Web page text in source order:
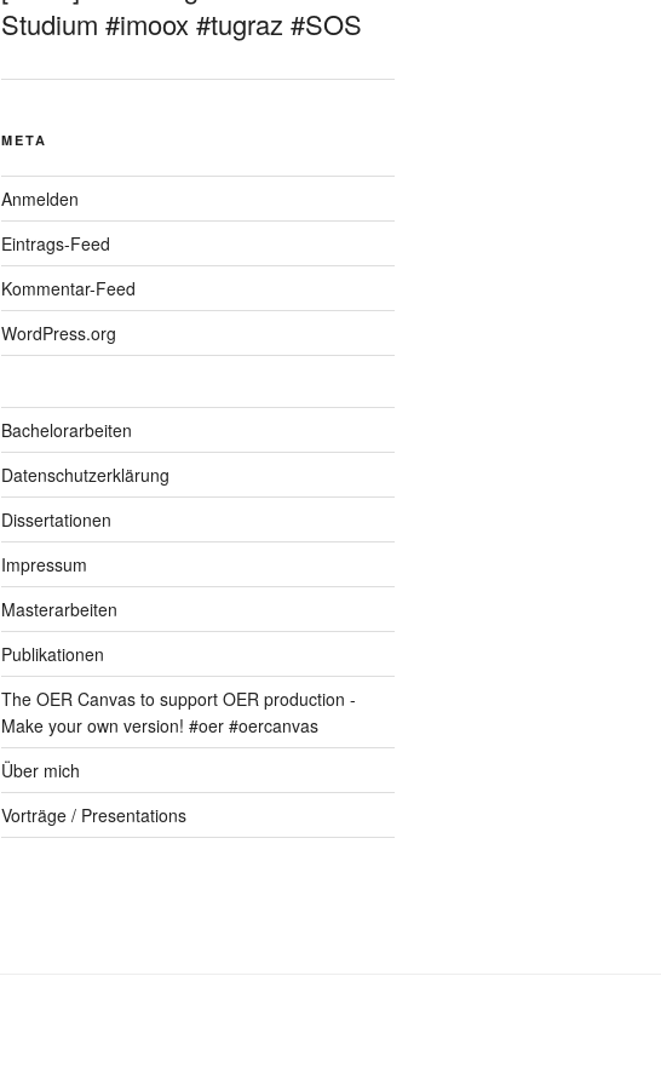
Studium #imoox #tugraz #SOS
META
Anmelden
Eintrags-Feed
Kommentar-Feed
WordPress.org
Bachelorarbeiten
Datenschutzerklärung
Dissertationen
Impressum
Masterarbeiten
Publikationen
The OER Canvas to support OER production -
Make your own version! #oer #oercanvas
Über mich
Vorträge / Presentations